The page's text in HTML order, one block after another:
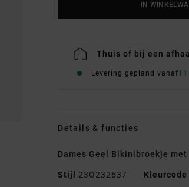
IN
Thuis of bij een
Levering gepland vanaf
Details & functies
Dames Geel Bikinibroekje
Stijl 23O232637 Kleurcode